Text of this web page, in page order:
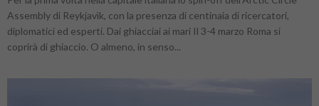
Assembly di Reykjavìk, con la presenza di centinaia di ricercatori,
diplomatici ed esperti. Dai ghiacciai ai mari Il 3-4 marzo Roma si
coprirà di ghiaccio. O almeno, in senso...